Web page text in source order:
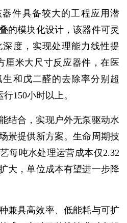
件具备较大的工程应用潜
的模块化设计，该器件可灵
度，实现处理能力线性提
厘米大尺寸反应器件，在医
和戊二醛的去除率分别超
150小时以上。
结合，实现户外无泵驱动水
景提供新方案。生命周期技
每吨水处理运营成本仅2.32
大，单位成本有望进一步降
兼具高效率、低能耗与可扩